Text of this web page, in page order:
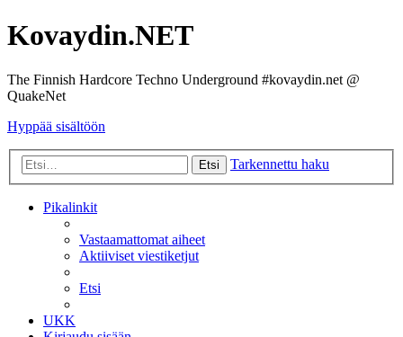
Kovaydin.NET
The Finnish Hardcore Techno Underground #kovaydin.net @
QuakeNet
Hyppää sisältöön
Etsi Tarkennettu haku
Pikalinkit
Vastaamattomat aiheet
Aktiiviset viestiketjut
Etsi
UKK